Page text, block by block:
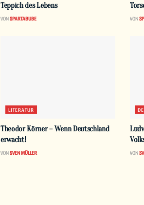
Teppich des Lebens
VONSPARTABUBE VON
LITERATUR
Theodor Körner – Wenn Deutschland
erwacht!
VONSVEN MÜLLER VON